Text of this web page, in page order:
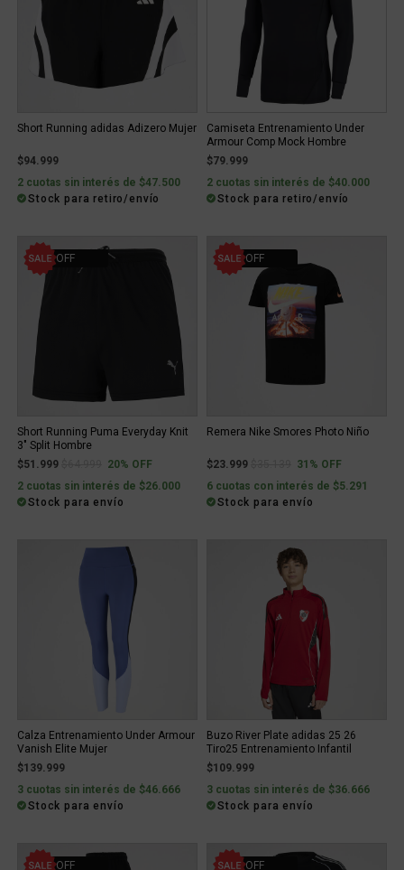
Short Running adidas Adizero Mujer
$94.999
2 cuotas sin interés de $47.500
Stock para retiro/envío
Camiseta Entrenamiento Under
Armour Comp Mock Hombre
$79.999
2 cuotas sin interés de $40.000
Stock para retiro/envío
20% OFF
Short Running Puma Everyday Knit
3" Split Hombre
$51.999
Price reduced from
to20% OFF
2 cuotas sin interés de $26.000
Stock para envío
31% OFF
Remera Nike Smores Photo Niño
$23.999 Price reduced from
to31% OFF
6 cuotas con interés de $5.291
Stock para envío
Calza Entrenamiento Under Armour
Vanish Elite Mujer
$139.999
3 cuotas sin interés de $46.666
Stock para envío
Buzo River Plate adidas 25 26
Tiro25 Entrenamiento Infantil
$109.999
3 cuotas sin interés de $36.666
Stock para envío
10% OFF 50% OFF